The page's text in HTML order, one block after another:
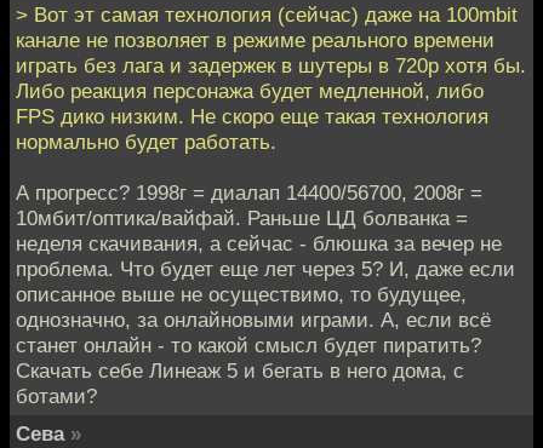
> Вот эт самая технология (сейчас) даже на 100mbit
канале не позволяет в режиме реального времени
играть без лага и задержек в шутеры в 720p хотя бы.
Либо реакция персонажа будет медленной, либо
FPS дико низким. Не скоро еще такая технология
нормально будет работать.
А прогресс? 1998г = диалап 14400/56700, 2008г =
10мбит/оптика/вайфай. Раньше ЦД болванка =
неделя скачивания, а сейчас - блюшка за вечер не
проблема. Что будет еще лет через 5? И, даже если
описанное выше не осуществимо, то будущее,
однозначно, за онлайновыми играми. А, если всё
станет онлайн - то какой смысл будет пиратить?
Скачать себе Линеаж 5 и бегать в него дома, с
ботами?
Сева »